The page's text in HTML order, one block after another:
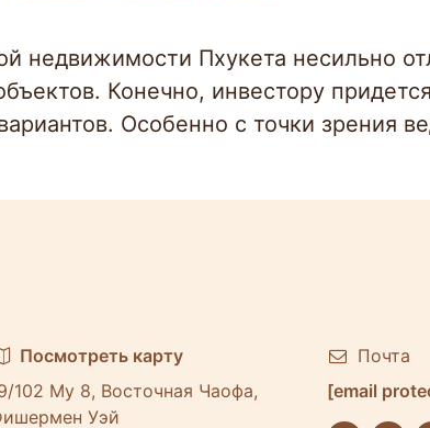
недвижимости Пхукета несильно
Конечно, инвестору
Особенно с точки зрения
Посмотреть карту
102 Му 8, Восточная Чаофа,
Уэй
Почта
[email